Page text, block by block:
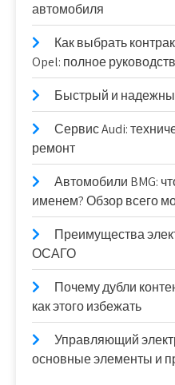
автомобиля
Как выбрать
Opel: полное
Быстрый и
Сервис Audi:
ремонт
Автомобили BMG:
именем? Обзор всего
Преимущества
ОСАГО
Почему дубли
как этого избежать
Управляющий
основные элементы и